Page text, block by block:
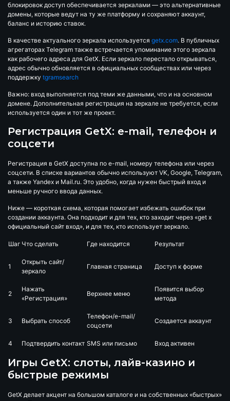
блокировок доступ обеспечивается зеркалами — это альтернативные
домены, которые ведут на ту же платформу и сохраняют аккаунт,
баланс и историю ставок.
В качестве актуального зеркала используется getx.com. В публичных
агрегаторах Telegram также встречается упоминание этого зеркала
как рабочего адреса для GetX. Если зеркало перестало открываться,
адрес обычно обновляется в официальных сообществах или через
поддержку tgramsearch
Важно: вход выполняется под теми же данными, что и на основном
домене. Дополнительная регистрация на зеркале не требуется, если
используется один и тот же проект.
Регистрация GetX: e-mail, телефон и
соцсети
Регистрация в GetX доступна по e-mail, номеру телефона или через
соцсети. В списке вариантов обычно используют VK, Google, Telegram,
а также Yandex и Mail.ru. Это удобно, когда нужен быстрый вход и
меньше ручного ввода данных.
Ниже — короткая схема, которая помогает избежать ошибок при
создании аккаунта. Она подходит и для тех, кто заходит через «get x
официальный сайт вход», и для тех, кто использует зеркало.
Шаг Что сделать Где находится Результат
1
Открыть сайт/
зеркало
Главная страница Доступ к форме
2
Нажать
«Регистрация»
Верхнее меню
Появится выбор
метода
3 Выбрать способ
Телефон/e-mail/
соцсети
Создается аккаунт
4 Подтвердить контакт SMS или письмо Вход активен
Игры GetX: слоты, лайв-казино и
быстрые режимы
GetX делает акцент на большом каталоге и на собственных «быстрых»